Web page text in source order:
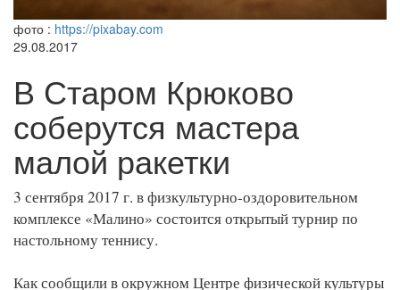
фото : https://pixabay.com
29.08.2017
В Старом Крюково
соберутся мастера
малой ракетки
3 сентября 2017 г. в физкультурно-оздоровительном
комплексе «Малино» состоится открытый турнир по
настольному теннису.
Как сообщили в окружном Центре физической культуры